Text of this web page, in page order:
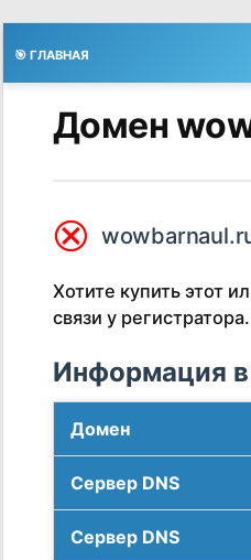
🎯 ГЛАВНАЯ
Домен
⮿
Хотите купить этот
связи у регистратора.
Информация в
Домен
Сервер DNS
Сервер DNS